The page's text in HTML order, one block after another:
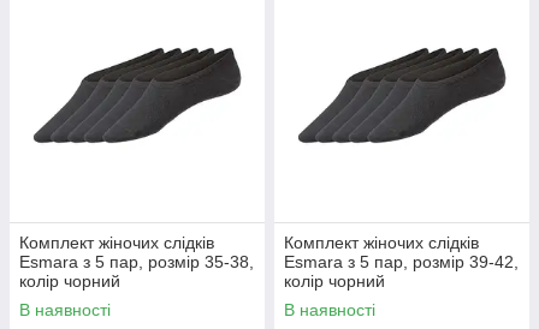
Комплект жіночих слідків
Esmara з 5 пар, розмір 35-38,
колір чорний
В наявності
Комплект жіночих слідків
Esmara з 5 пар, розмір 39-42,
колір чорний
В наявності